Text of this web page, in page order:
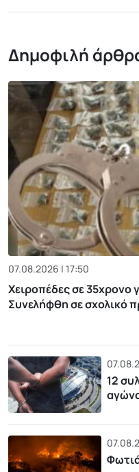
Δημοφιλή
07.08.2026 | 17:50
Χειροπέδες σε 35χρονο
Συνελήφθη σε σχολικό
12